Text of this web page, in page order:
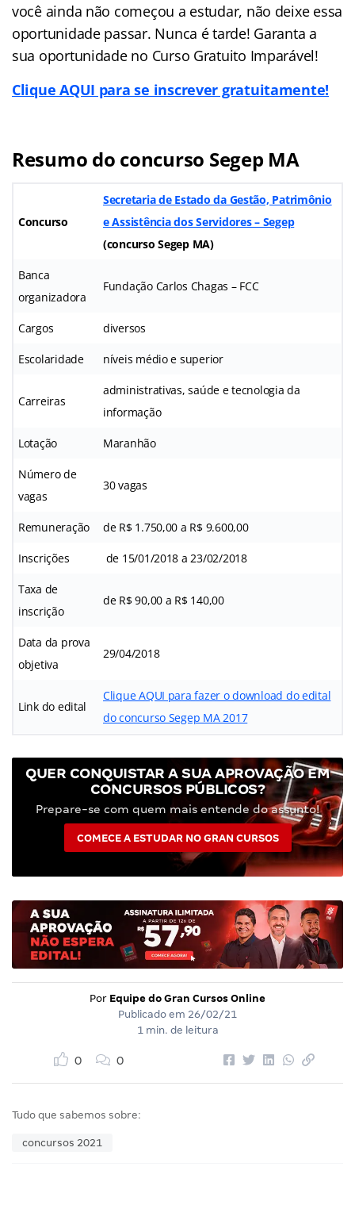
você ainda não começou a estudar, não deixe essa
oportunidade passar. Nunca é tarde! Garanta a
sua oportunidade no Curso Gratuito Imparável!
Clique AQUI para se inscrever gratuitamente!
Resumo do concurso Segep MA
Concurso
Secretaria de Estado da Gestão, Patrimônio
e Assistência dos Servidores – Segep
(concurso Segep MA)
Banca
organizadora
Fundação Carlos Chagas – FCC
Cargos diversos
Escolaridade níveis médio e superior
Carreiras
administrativas, saúde e tecnologia da
informação
Lotação Maranhão
Número de
vagas
30 vagas
Remuneração de R$ 1.750,00 a R$ 9.600,00
Inscrições de 15/01/2018 a 23/02/2018
Taxa de
inscrição
de R$ 90,00 a R$ 140,00
Data da prova
objetiva
29/04/2018
Link do edital
Clique AQUI para fazer o download do edital
do concurso Segep MA 2017
QUER CONQUISTAR A SUA APROVAÇÃO EM
CONCURSOS PÚBLICOS?
Prepare-se com quem mais entende do assunto!
COMECE A ESTUDAR NO GRAN CURSOS
Por Equipe do Gran Cursos Online
Publicado em 26/02/21
1 min. de leitura
0 0
Tudo que sabemos sobre:
concursos 2021